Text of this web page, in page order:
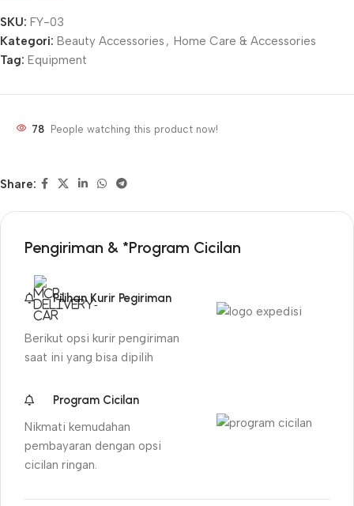
SKU: FY-03
Kategori: Beauty Accessories , Home Care & Accessories
Tag: Equipment
78 People watching this product now!
Share:
Pengiriman & *Program Cicilan
Pilihan Kurir Pegiriman
Berikut opsi kurir pengiriman
saat ini yang bisa dipilih
Program Cicilan
Nikmati kemudahan
pembayaran dengan opsi
cicilan ringan.